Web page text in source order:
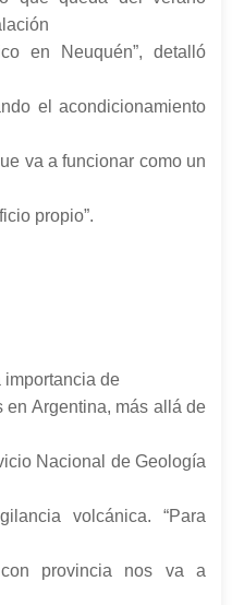
en Neuquén”, detalló
el acondicionamiento
va a funcionar como un
propio”.
importancia de
Argentina, más allá de
Nacional de Geología
volcánica. “Para
provincia nos va a